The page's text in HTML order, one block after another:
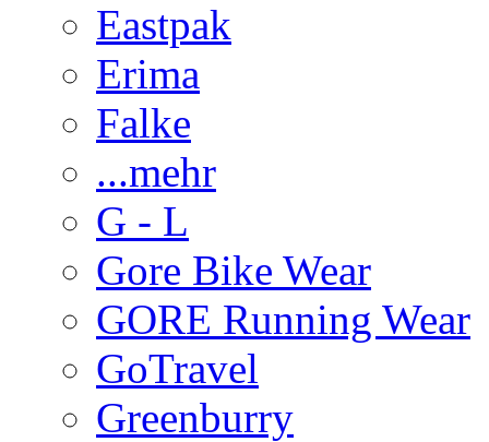
Eastpak
Erima
Falke
...mehr
G - L
Gore Bike Wear
GORE Running Wear
GoTravel
Greenburry